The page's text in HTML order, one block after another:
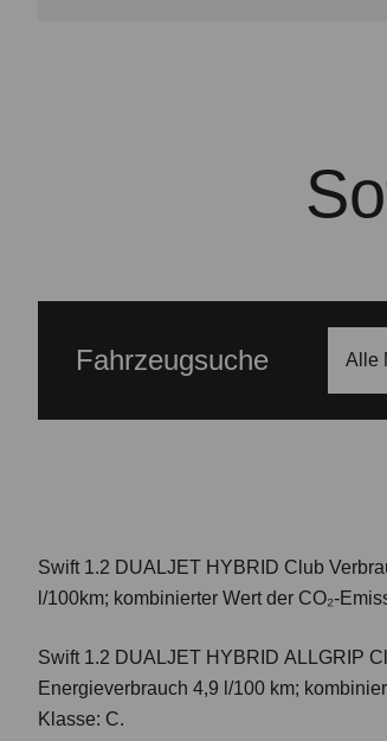
Fahrzeugsuche Alle
Swift 1.2 DUALJET HYBRID Club
l/100km; kombinierter Wert der CO₂-
Swift 1.2 DUALJET HYBRID ALLGRIP
Energieverbrauch 4,9 l/100 km;
Klasse: C.